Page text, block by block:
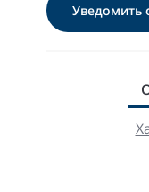
Уведомить